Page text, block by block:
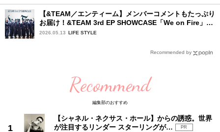
【&TEAM／エンティーム】メンバーコメントもたっぷり
お届け！&TEAM 3rd EP SHOWCASE「We on Fire」を
詳細レポート【前編】
2026.05.13 LIFE STYLE
Recommended by
Recommend
編集部のおすすめ
【シャネル・ネクサス・ホール】からの誘惑。世界
が注目するリンダー スターリングが…
PR